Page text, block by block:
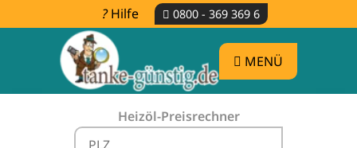
Hilfe 0800 - 369 369 6
MENÜ
Heizöl-Preisrechner